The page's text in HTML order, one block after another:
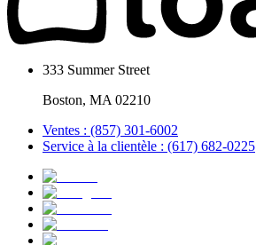
333 Summer Street
Boston, MA 02210
Ventes : (857) 301-6002
Service à la clientèle : (617) 682-0225